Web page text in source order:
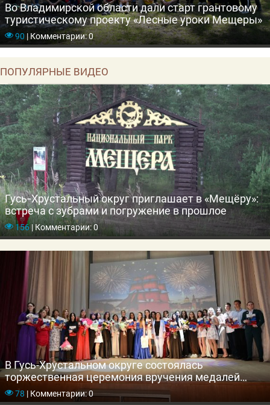
Во Владимирской области дали старт грантовому
туристическому проекту «Лесные уроки Мещеры»
90 |Комментарии: 0
ПОПУЛЯРНЫЕ ВИДЕО
Гусь‑Хрустальный округ приглашает в «Мещёру»:
встреча с зубрами и погружение в прошлое
156 |Комментарии: 0
В Гусь-Хрустальном округе состоялась
торжественная церемония вручения медалей
выпускникам школ
78 |Комментарии: 0